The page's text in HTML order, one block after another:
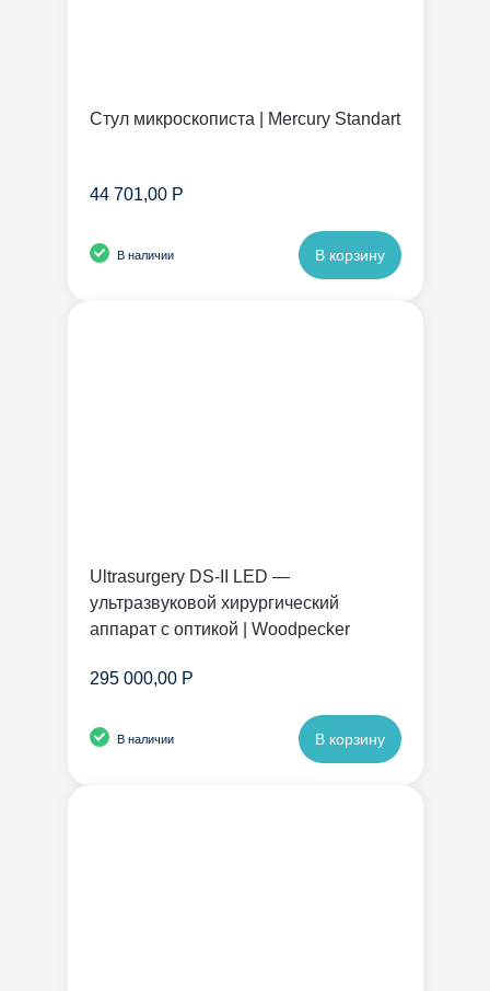
Стул микроскописта | Mercury Standart
44 701,00 Р
В наличии В корзину
Ultrasurgery DS-II LED —
ультразвуковой хирургический
аппарат с оптикой | Woodpecker
295 000,00 Р
В наличии В корзину